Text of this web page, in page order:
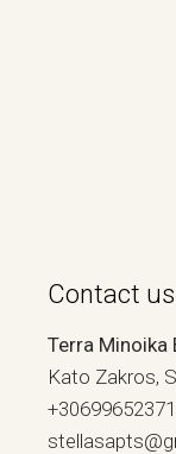
Contact us
Terra Minoika
Kato Zakros,